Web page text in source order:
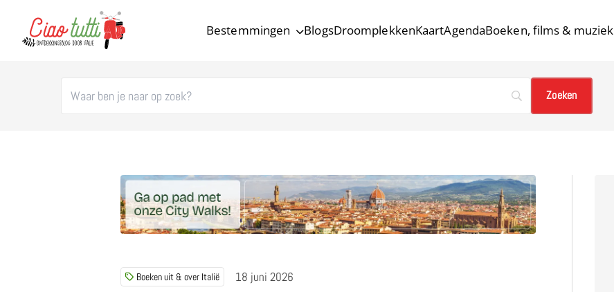
Bestemmingen BlogsDroomplekkenKaartAgendaBoeken, films & muziek
Boeken uit & over Italië 18 juni 2026